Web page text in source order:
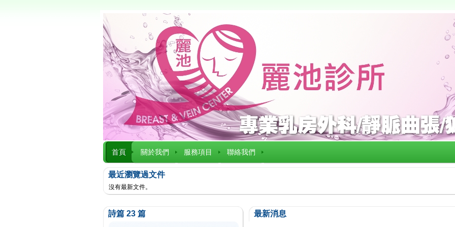
首頁 關於我們 服務項目 聯絡我們
最近瀏覽過文件
沒有最新文件。
詩篇 23 篇 最新消息